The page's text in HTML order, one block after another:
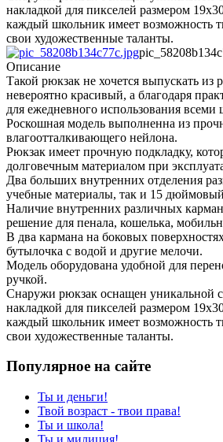
накладкой для пикселей размером
каждый школьник имеет возможность
свои художественные таланты.
Описание
Такой рюкзак не хочется выпускать из
невероятно красивый, а благодаря
для ежедневного использования
Роскошная модель выполненна из
влагоотталкивающего нейлона.
Рюкзак имеет прочную подкладку,
долговечным материалом при
Два больших внутренних отделения
учебные материалы, так и 15
Наличие внутренних различных
решение для пенала, кошелька,
В два кармана на боковых
бутылочка с водой и другие мелочи.
Модель оборудована удобной для
ручкой.
Снаружи рюкзак оснащен уникальной
накладкой для пикселей размером
каждый школьник имеет возможность
свои художественные таланты.
Популярное на сайте
Ты и деньги!
Твой возраст - твои права!
Ты и школа!